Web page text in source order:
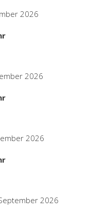
2026
2026
2026
2026